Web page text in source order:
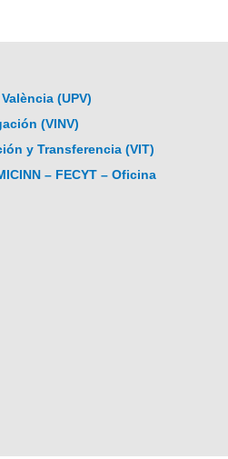
(UPV)
(VINV)
y Transferencia (VIT)
– FECYT – Oficina